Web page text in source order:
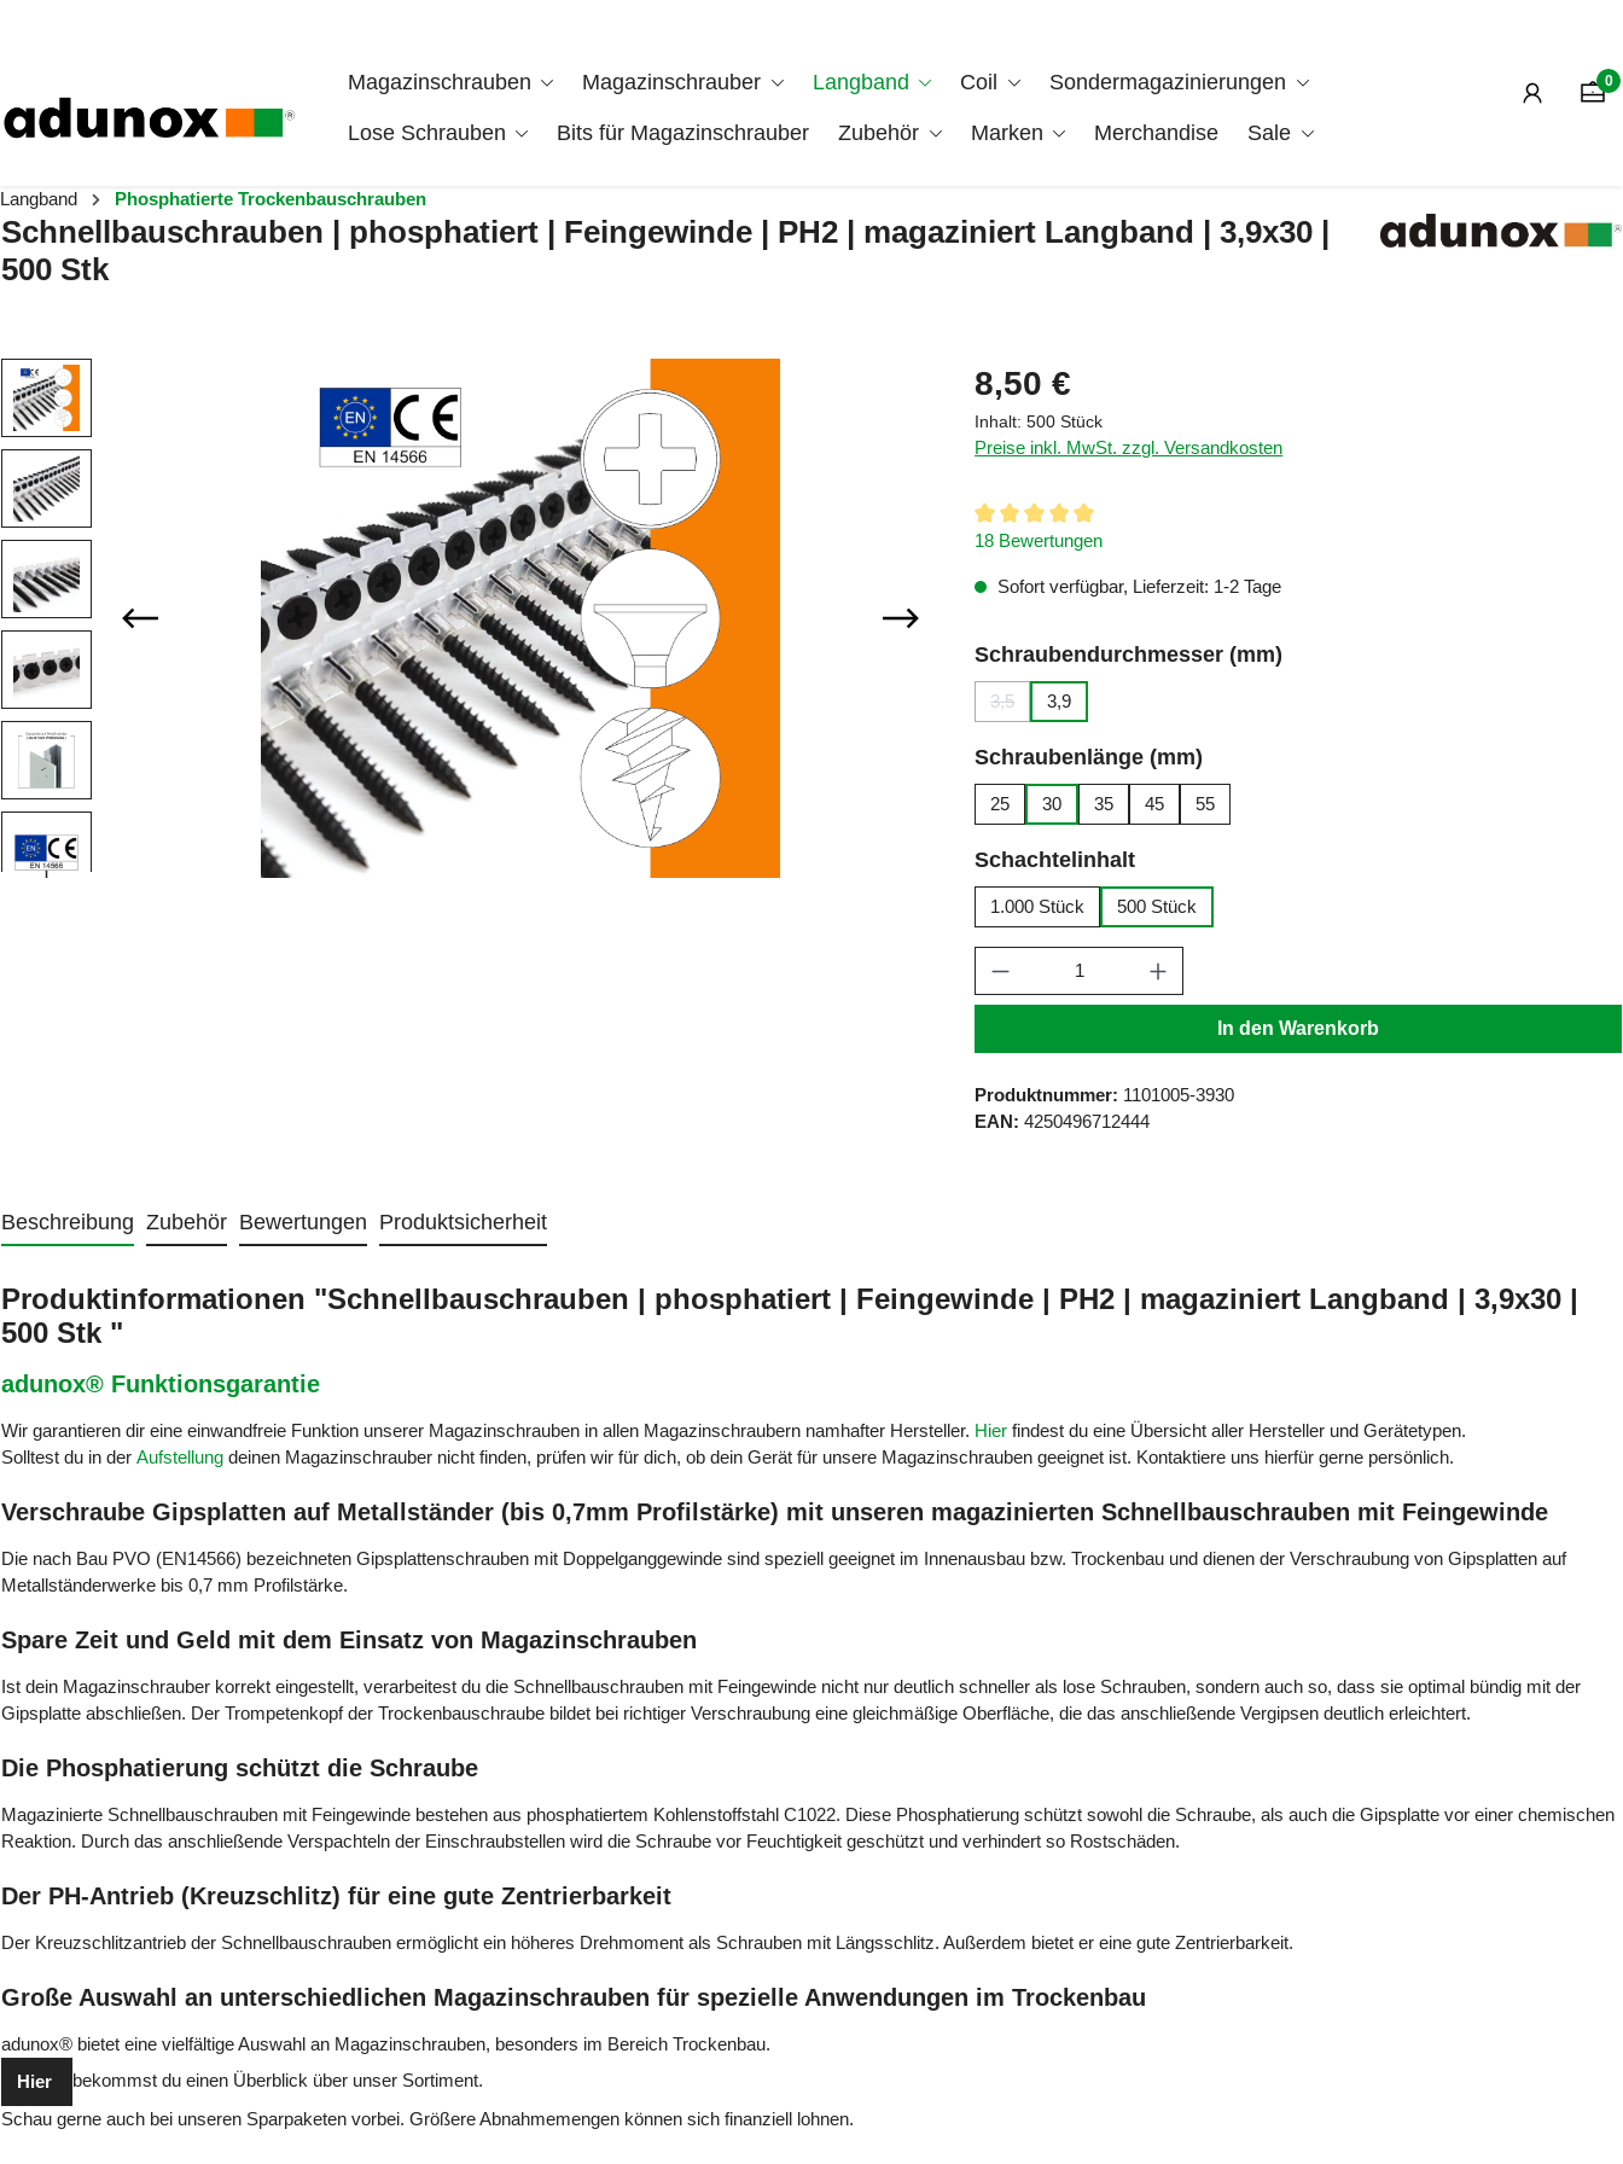
Magazinschrauben Magazinschrauber Langband Coil Sondermagazinierungen
Lose Schrauben Bits für Magazinschrauber Zubehör Marken Merchandise Sale
0
Langband Phosphatierte Trockenbauschrauben
Schnellbauschrauben | phosphatiert | Feingewinde | PH2 | magaziniert Langband | 3,9x30 |
500 Stk
Bildergalerie überspringen Regulärer Preis:
8,50 €
Inhalt:500 Stück
Preise inkl. MwSt. zzgl. Versandkosten
Durchschnittliche Bewertung von 5 von 5 Sternen
18 Bewertungen
Sofort verfügbar, Lieferzeit: 1-2 Tage
Schraubendurchmesser (mm)
3,5
(Diese Option ist zurzeit nicht verfügbar.)
3,9
Schraubenlänge (mm)
25 30 35 45 55
Schachtelinhaltauswählen
1.000 Stück 500 Stück
Produkt Anzahl: Gib den gewünschten Wert ein
In den Warenkorb
Produktnummer: 1101005-3930
EAN: 4250496712444
Beschreibung Zubehör Bewertungen Produktsicherheit
Produktinformationen "Schnellbauschrauben | phosphatiert | Feingewinde | PH2 | magaziniert Langband | 3,9x30 |
500 Stk "
adunox® Funktionsgarantie
Wir garantieren dir eine einwandfreie Funktion unserer Magazinschrauben in allen Magazinschraubern namhafter Hersteller. Hier findest du eine Übersicht aller Hersteller und Gerätetypen.
Solltest du in der Aufstellung deinen Magazinschrauber nicht finden, prüfen wir für dich, ob dein Gerät für unsere Magazinschrauben geeignet ist. Kontaktiere uns hierfür gerne persönlich.
Verschraube Gipsplatten auf Metallständer (bis 0,7mm Profilstärke) mit unseren magazinierten Schnellbauschrauben mit Feingewinde
Die nach Bau PVO (EN14566) bezeichneten Gipsplattenschrauben mit Doppelganggewinde sind speziell geeignet im Innenausbau bzw. Trockenbau und dienen der Verschraubung von Gipsplatten auf
Metallständerwerke bis 0,7 mm Profilstärke.
Spare Zeit und Geld mit dem Einsatz von Magazinschrauben
Ist dein Magazinschrauber korrekt eingestellt, verarbeitest du die Schnellbauschrauben mit Feingewinde nicht nur deutlich schneller als lose Schrauben, sondern auch so, dass sie optimal bündig mit der
Gipsplatte abschließen. Der Trompetenkopf der Trockenbauschraube bildet bei richtiger Verschraubung eine gleichmäßige Oberfläche, die das anschließende Vergipsen deutlich erleichtert.
Die Phosphatierung schützt die Schraube
Magazinierte Schnellbauschrauben mit Feingewinde bestehen aus phosphatiertem Kohlenstoffstahl C1022. Diese Phosphatierung schützt sowohl die Schraube, als auch die Gipsplatte vor einer chemischen
Reaktion. Durch das anschließende Verspachteln der Einschraubstellen wird die Schraube vor Feuchtigkeit geschützt und verhindert so Rostschäden.
Der PH-Antrieb (Kreuzschlitz) für eine gute Zentrierbarkeit
Der Kreuzschlitzantrieb der Schnellbauschrauben ermöglicht ein höheres Drehmoment als Schrauben mit Längsschlitz. Außerdem bietet er eine gute Zentrierbarkeit.
Große Auswahl an unterschiedlichen Magazinschrauben für spezielle Anwendungen im Trockenbau
adunox® bietet eine vielfältige Auswahl an Magazinschrauben, besonders im Bereich Trockenbau.
Hier
bekommst du einen Überblick über unser Sortiment.
Schau gerne auch bei unseren Sparpaketen vorbei. Größere Abnahmemengen können sich finanziell lohnen.